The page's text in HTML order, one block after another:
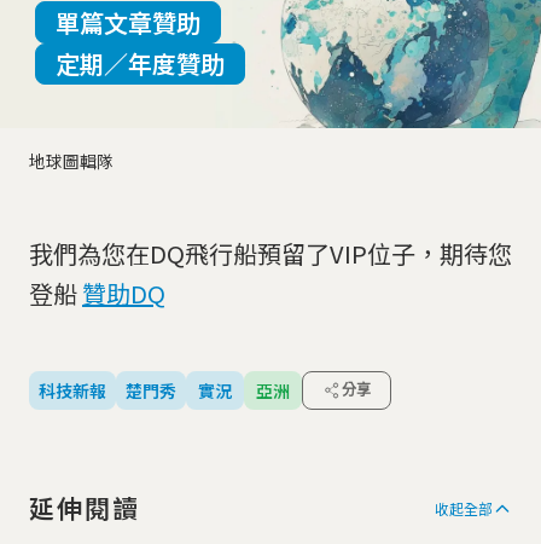
地球圖輯隊
單篇文章贊助
定期／年度贊助
我們為您在DQ飛行船預留了VIP位子，期待您
登船贊助DQ
科技新報 楚門秀 實況 亞洲 分享
延伸閱讀 收起全部